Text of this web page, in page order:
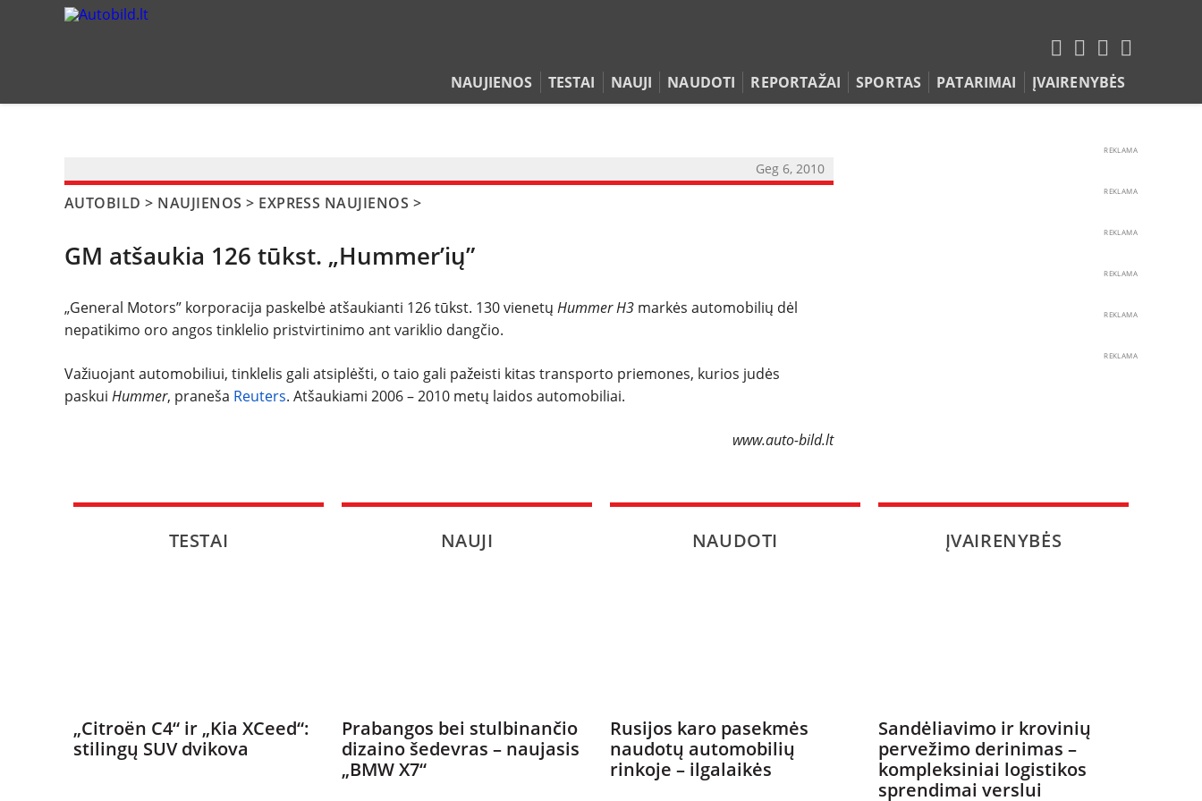
NAUJIENOS TESTAI NAUJI NAUDOTI REPORTAŽAI SPORTAS PATARIMAI ĮVAIRENYBĖS
NAUDOTI
REPORTAŽAI
Geg 6, 2010
AUTOBILD > NAUJIENOS > EXPRESS NAUJIENOS >
GM atšaukia 126 tūkst. „Hummer’ių”
„General Motors” korporacija paskelbė atšaukianti 126 tūkst. 130 vienetų Hummer H3 markės automobilių dėl
nepatikimo oro angos tinklelio pristvirtinimo ant variklio dangčio.
Važiuojant automobiliui, tinklelis gali atsiplėšti, o taio gali pažeisti kitas transporto priemones, kurios judės
paskui Hummer, praneša Reuters. Atšaukiami 2006 – 2010 metų laidos automobiliai.
www.auto-bild.lt
REKLAMA
REKLAMA
REKLAMA
REKLAMA
REKLAMA
REKLAMA
TESTAI
„Citroën C4“ ir „Kia XCeed“:
stilingų SUV dvikova
NAUJI
Prabangos bei stulbinančio
dizaino šedevras – naujasis
„BMW X7“
NAUDOTI
Rusijos karo pasekmės
naudotų automobilių
rinkoje – ilgalaikės
ĮVAIRENYBĖS
Sandėliavimo ir krovinių
pervežimo derinimas –
kompleksiniai logistikos
sprendimai verslui